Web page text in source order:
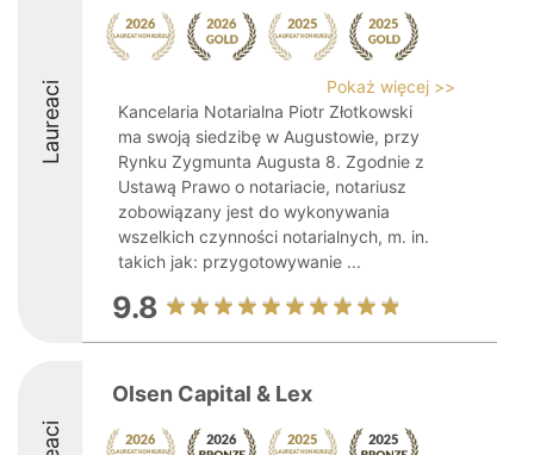
Laureaci
Pokaż więcej >>
Kancelaria Notarialna Piotr Złotkowski
ma swoją siedzibę w Augustowie, przy
Rynku Zygmunta Augusta 8. Zgodnie z
Ustawą Prawo o notariacie, notariusz
zobowiązany jest do wykonywania
wszelkich czynności notarialnych, m. in.
takich jak: przygotowywanie ...
9.8
Olsen Capital & Lex